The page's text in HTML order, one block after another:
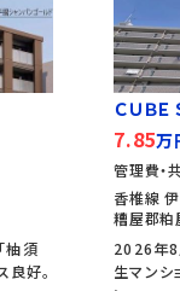
柚須
好。
ＣＵＢＥ
7.85万
管理費
香椎線
糟屋郡粕
2026年8
生マンシ